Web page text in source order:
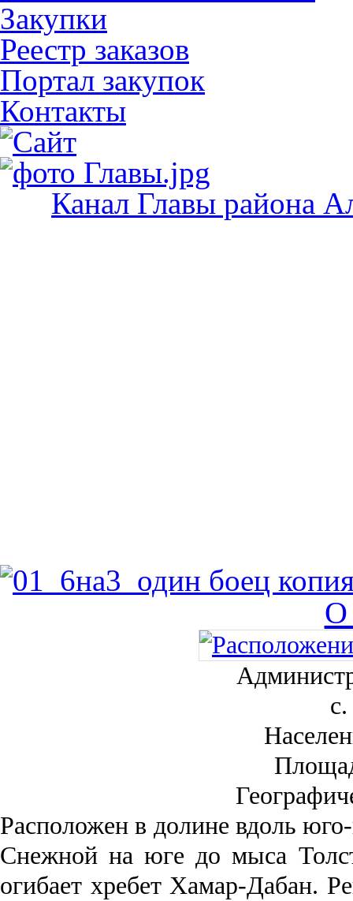
Закупки
Реестр заказов
Портал закупок
Контакты
Канал Главы района
О
Рас­положен в долине вдоль
Снежной на юге до мыса
огибает хребет Хамар-Дабан.